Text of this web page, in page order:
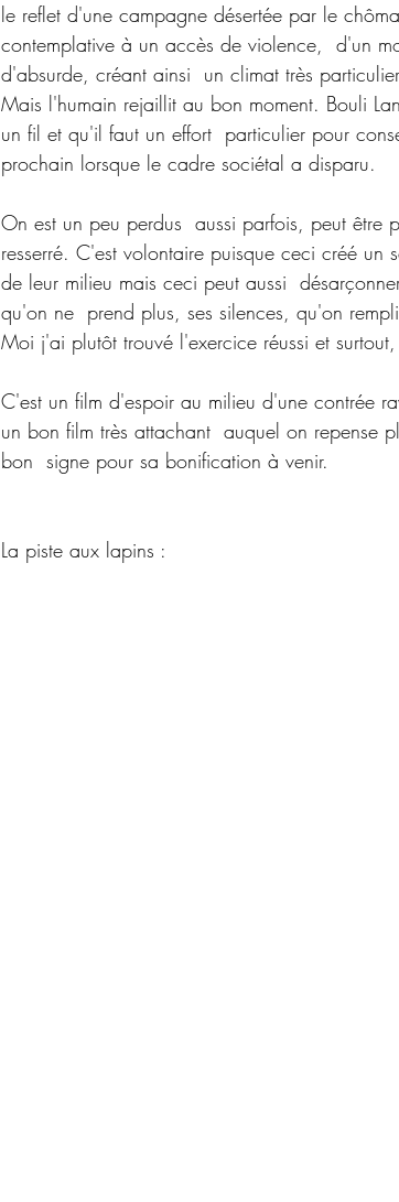
le reflet d'une campagne désertée par le
contemplative à un accès de violence,  d'un
d'absurde, créant ainsi  un climat très
Mais l'humain rejaillit au bon moment. Bouli
un fil et qu'il faut un effort  particulier pour
prochain lorsque le cadre sociétal a disparu.
On est un peu perdus  aussi parfois, peut être
resserré. C'est volontaire puisque ceci créé un
de leur milieu mais ceci peut aussi
qu'on ne  prend plus, ses silences, qu'on
Moi j'ai plutôt trouvé l'exercice réussi et
C'est un film d'espoir au milieu d'une contrée
un bon film très attachant  auquel on repense
bon  signe pour sa bonification à venir.
La piste aux lapins :